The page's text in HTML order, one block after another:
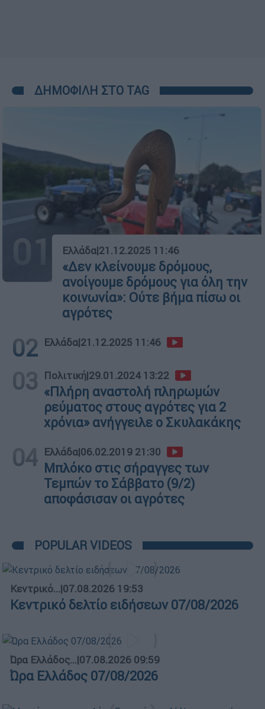
ΔΗΜΟΦΙΛΗ ΣΤΟ TAG
01 Ελλάδα|21.12.2025 11:46
«Δεν κλείνουμε δρόμους,
ανοίγουμε δρόμους για όλη την
κοινωνία»: Ούτε βήμα πίσω οι
αγρότες
02 Ελλάδα|21.12.2025 11:46
03 Πολιτική|29.01.2024 13:22
«Πλήρη αναστολή πληρωμών
ρεύματος στους αγρότες για 2
χρόνια» ανήγγειλε ο Σκυλακάκης
04 Ελλάδα|06.02.2019 21:30
Μπλόκο στις σήραγγες των
Τεμπών το Σάββατο (9/2)
αποφάσισαν οι αγρότες
POPULAR VIDEOS
Κεντρικό...|07.08.2026 19:53
Κεντρικό δελτίο ειδήσεων 07/08/2026
Ώρα Ελλάδος...|07.08.2026 09:59
Ώρα Ελλάδος 07/08/2026